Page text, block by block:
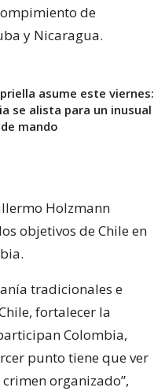
de
y Nicaragua.
asume este viernes:
se alista para un inusual
mando
Holzmann
objetivos de Chile en
tradicionales e
fortalecer la
Colombia,
punto tiene que ver
organizado”,